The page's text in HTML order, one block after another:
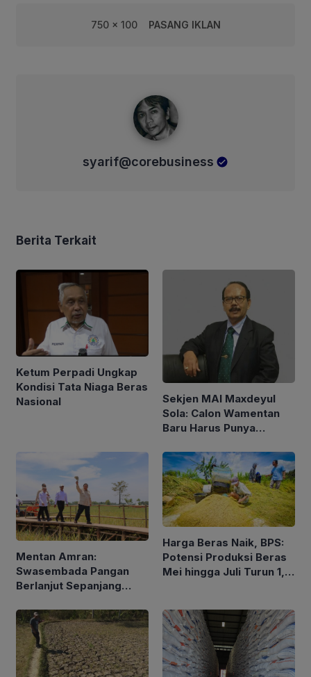
750 x 100 PASANG IKLAN
syarif@corebusiness
Berita Terkait
Ketum Perpadi Ungkap
Kondisi Tata Niaga Beras
Nasional
Sekjen MAI Maxdeyul
Sola: Calon Wamentan
Baru Harus Punya
Holistik
Mentan Amran:
Swasembada Pangan
Berlanjut Sepanjang
Harga Beras Naik, BPS:
Potensi Produksi Beras
Mei hingga Juli Turun 1,16